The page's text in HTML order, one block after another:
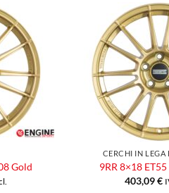
Aggiungi
alla lista
dei
desideri
Gold
CERCHI IN LEGA
9RR 8×18
403,09€